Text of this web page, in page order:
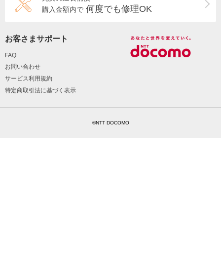
購入金額内で 何度でも修理OK
お客さまサポート
FAQ
お問い合わせ
サービス利用規約
特定商取引法に基づく表示
©NTT DOCOMO